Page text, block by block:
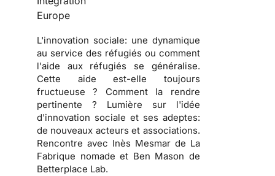
Europe
L'innovation sociale: une dynamique
au service des réfugiés ou comment
l'aide aux réfugiés se généralise.
Cette aide est-elle toujours
fructueuse ? Comment la rendre
pertinente ? Lumière sur l'idée
d'innovation sociale et ses adeptes:
de nouveaux acteurs et associations.
Rencontre avec Inès Mesmar de La
Fabrique nomade et Ben Mason de
Betterplace Lab.